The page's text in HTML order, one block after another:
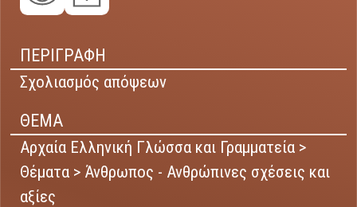
ΠΕΡΙΓΡΑΦΗ
Σχολιασμός απόψεων
ΘΕΜΑ
Αρχαία Ελληνική Γλώσσα και Γραμματεία >
Θέματα > Άνθρωπος - Ανθρώπινες σχέσεις και
αξίες